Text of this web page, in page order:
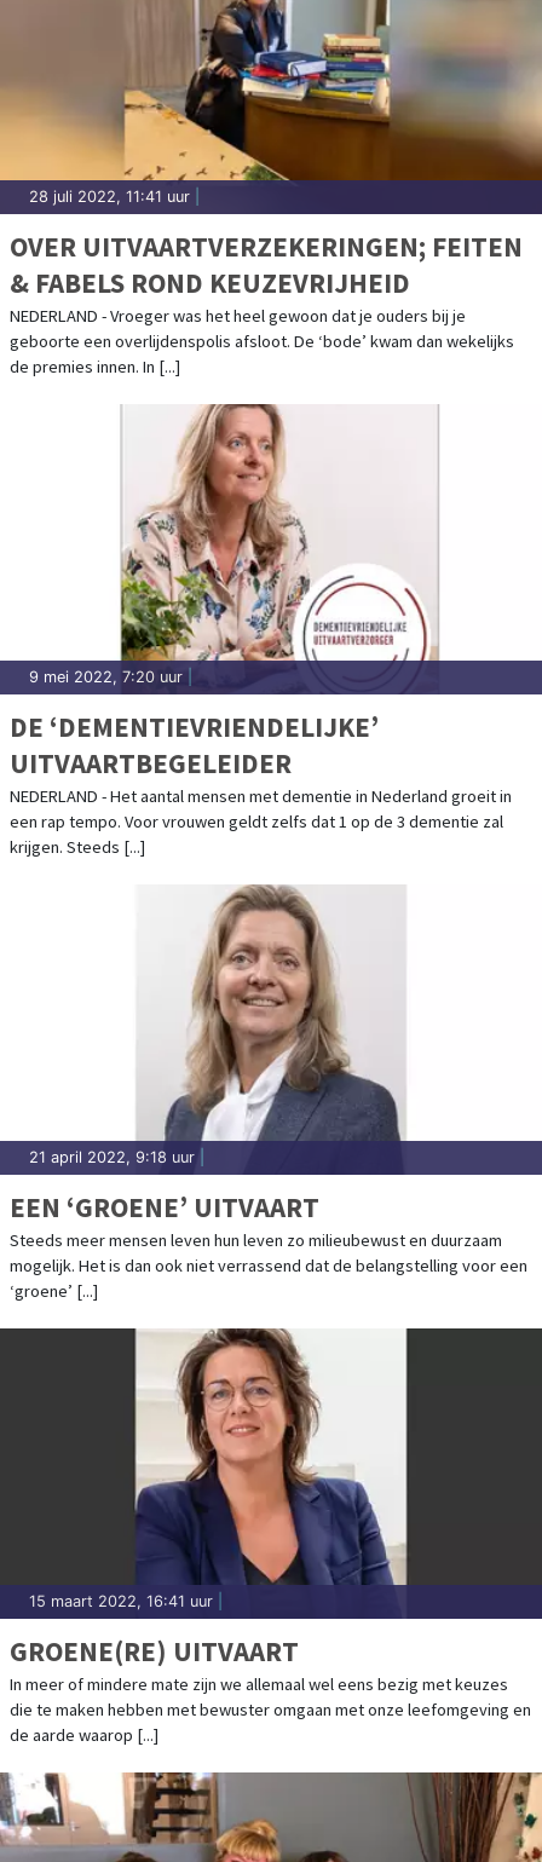
28 juli 2022, 11:41 uur
OVER UITVAARTVERZEKERINGEN; FEITEN
& FABELS ROND KEUZEVRIJHEID
NEDERLAND - Vroeger was het heel gewoon dat je ouders bij je
geboorte een overlijdenspolis afsloot. De ‘bode’ kwam dan wekelijks
de premies innen. In [...]
9 mei 2022, 7:20 uur
DE ‘DEMENTIEVRIENDELIJKE’
UITVAARTBEGELEIDER
NEDERLAND - Het aantal mensen met dementie in Nederland groeit in
een rap tempo. Voor vrouwen geldt zelfs dat 1 op de 3 dementie zal
krijgen. Steeds [...]
21 april 2022, 9:18 uur
EEN ‘GROENE’ UITVAART
Steeds meer mensen leven hun leven zo milieubewust en duurzaam
mogelijk. Het is dan ook niet verrassend dat de belangstelling voor een
‘groene’ [...]
15 maart 2022, 16:41 uur
GROENE(RE) UITVAART
In meer of mindere mate zijn we allemaal wel eens bezig met keuzes
die te maken hebben met bewuster omgaan met onze leefomgeving en
de aarde waarop [...]